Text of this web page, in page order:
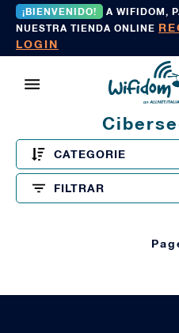
¡BIENVENIDO!
A WIFIDOM,
NUESTRA TIENDA ONLINE
LOGIN
CATEGORIE
FILTRAR